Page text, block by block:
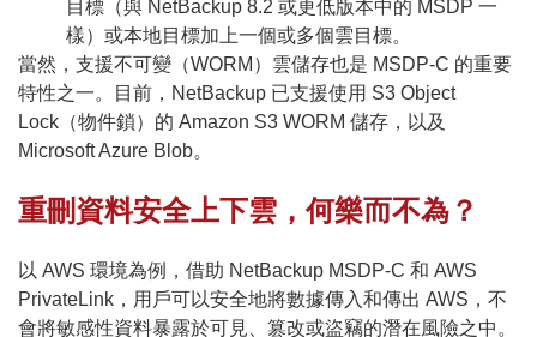
目標（與 NetBackup 8.2 或更低版本中的 MSDP 一
樣）或本地目標加上一個或多個雲目標。
當然，支援不可變（WORM）雲儲存也是 MSDP-C 的重要
特性之一。目前，NetBackup 已支援使用 S3 Object
Lock（物件鎖）的 Amazon S3 WORM 儲存，以及
Microsoft Azure Blob。
重刪資料安全上下雲，何樂而不為？
以 AWS 環境為例，借助 NetBackup MSDP-C 和 AWS
PrivateLink，用戶可以安全地將數據傳入和傳出 AWS，不
會將敏感性資料暴露於可見、篡改或盜竊的潛在風險之中。